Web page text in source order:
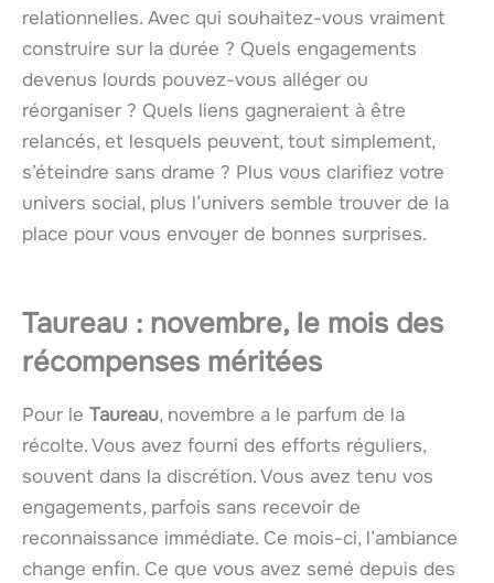
relationnelles. Avec qui souhaitez-vous vraiment
construire sur la durée ? Quels engagements
devenus lourds pouvez-vous alléger ou
réorganiser ? Quels liens gagneraient à être
relancés, et lesquels peuvent, tout simplement,
s’éteindre sans drame ? Plus vous clarifiez votre
univers social, plus l’univers semble trouver de la
place pour vous envoyer de bonnes surprises.
Taureau : novembre, le mois des
récompenses méritées
Pour le Taureau, novembre a le parfum de la
récolte. Vous avez fourni des efforts réguliers,
souvent dans la discrétion. Vous avez tenu vos
engagements, parfois sans recevoir de
reconnaissance immédiate. Ce mois-ci, l’ambiance
change enfin. Ce que vous avez semé depuis des